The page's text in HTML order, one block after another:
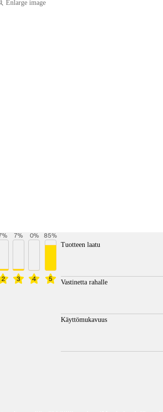
Enlarge image
2
%
3
7%
4
0%
5
85%
Tuotteen laatu
Vastinetta rahalle
Käyttömukavuus